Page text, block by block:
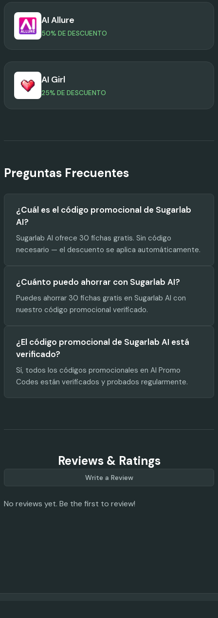
AI Allure
50% DE DESCUENTO
AI Girl
25% DE DESCUENTO
Preguntas Frecuentes
¿Cuál es el código promocional de Sugarlab
AI?
Sugarlab AI ofrece 30 fichas gratis. Sin código
necesario — el descuento se aplica automáticamente.
¿Cuánto puedo ahorrar con Sugarlab AI?
Puedes ahorrar 30 fichas gratis en Sugarlab AI con
nuestro código promocional verificado.
¿El código promocional de Sugarlab AI está
verificado?
Sí, todos los códigos promocionales en AI Promo
Codes están verificados y probados regularmente.
Reviews & Ratings
Write a Review
No reviews yet. Be the first to review!